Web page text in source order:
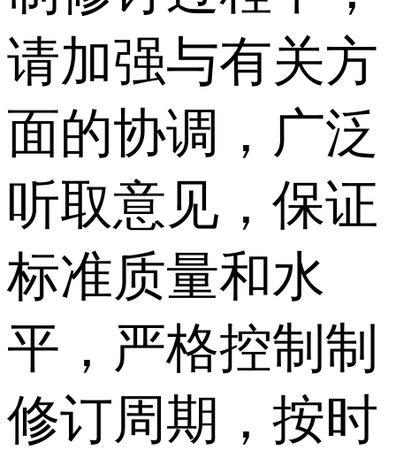
请加强与有关方
面的协调，广泛
听取意见，保证
标准质量和水
平，严格控制制
修订周期，按时